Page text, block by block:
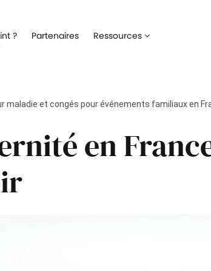
? Partenaires Ressources
maladie et congés pour événements familiaux en
en
la gestion de votre processus de
collaborateur
meilleur suivi des parcours de
Digitalisez les
collaborateur